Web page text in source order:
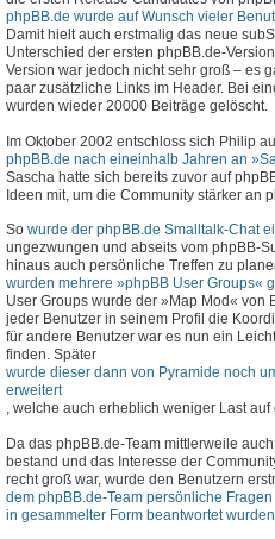
phpBB.de wurde auf Wunsch vieler
Damit hielt auch erstmalig das neue
Unterschied der ersten phpBB.de-
Version war jedoch nicht sehr groß – es
paar zusätzliche Links im Header. Bei
wurden wieder 20000 Beiträge gelöscht.
Im Oktober 2002 entschloss sich Philip
phpBB.de nach eineinhalb Jahren an
Sascha hatte sich bereits zuvor auf
Ideen mit, um die Community stärker an
So wurde der phpBB.de Smalltalk-Chat
ungezwungen und abseits vom phpBB-
hinaus auch persönliche Treffen zu
wurden mehrere »phpBB User Groups«
User Groups wurde der »Map Mod« von
jeder Benutzer in seinem Profil die
für andere Benutzer war es nun ein
finden. Später
wurde dieser dann von Pyramide noch
erweitert
, welche auch erheblich weniger Last
Da das phpBB.de-Team mittlerweile
bestand und das Interesse der
recht groß war, wurde den Benutzern
dem phpBB.de-Team persönliche
in gesammelter Form beantwortet wurden